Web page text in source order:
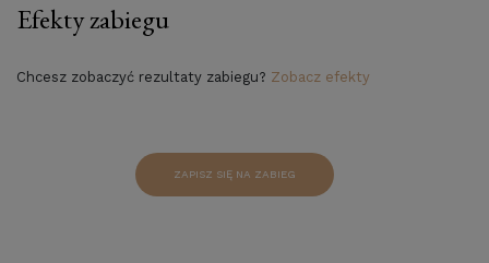
Efekty zabiegu
Chcesz zobaczyć rezultaty zabiegu? Zobacz efekty
ZAPISZ SIĘ NA ZABIEG